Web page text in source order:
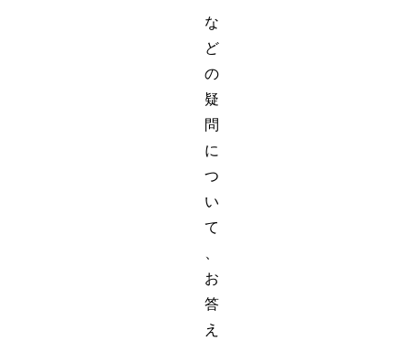
な
ど
の
疑
問
に
つ
い
て
お
答
え